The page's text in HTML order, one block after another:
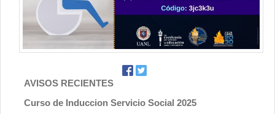
AVISOS RECIENTES
Curso de Induccion Servicio Social 2025